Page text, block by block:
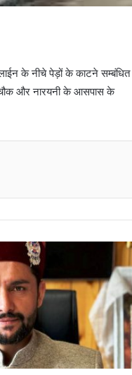
के नीचे पेड़ों के काटने सम्बंधित
चौक और नारयनी के आसपास के